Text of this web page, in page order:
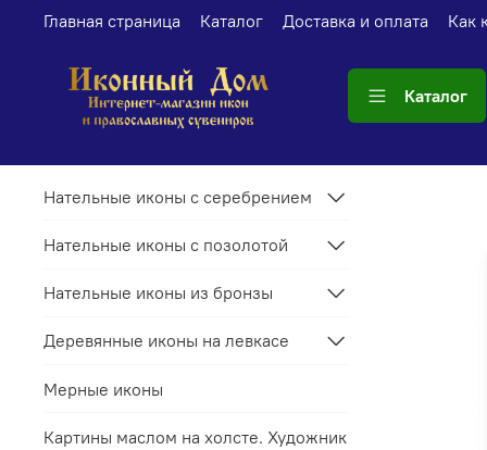
Главная страница Каталог Доставка и оплата Как
Каталог
Нательные иконы с серебрением
Нательные иконы с позолотой
Нательные иконы из бронзы
Деревянные иконы на левкасе
Мерные иконы
Картины маслом на холсте. Художник